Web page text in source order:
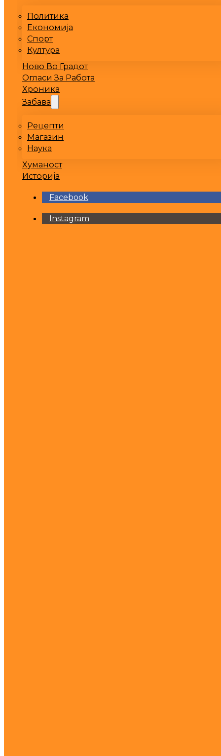
Политика
Економија
Спорт
Култура
Ново Во Градот
Огласи За Работа
Хроника
Забава
Рецепти
Магазин
Наука
Хуманост
Историја
Facebook
Instagram